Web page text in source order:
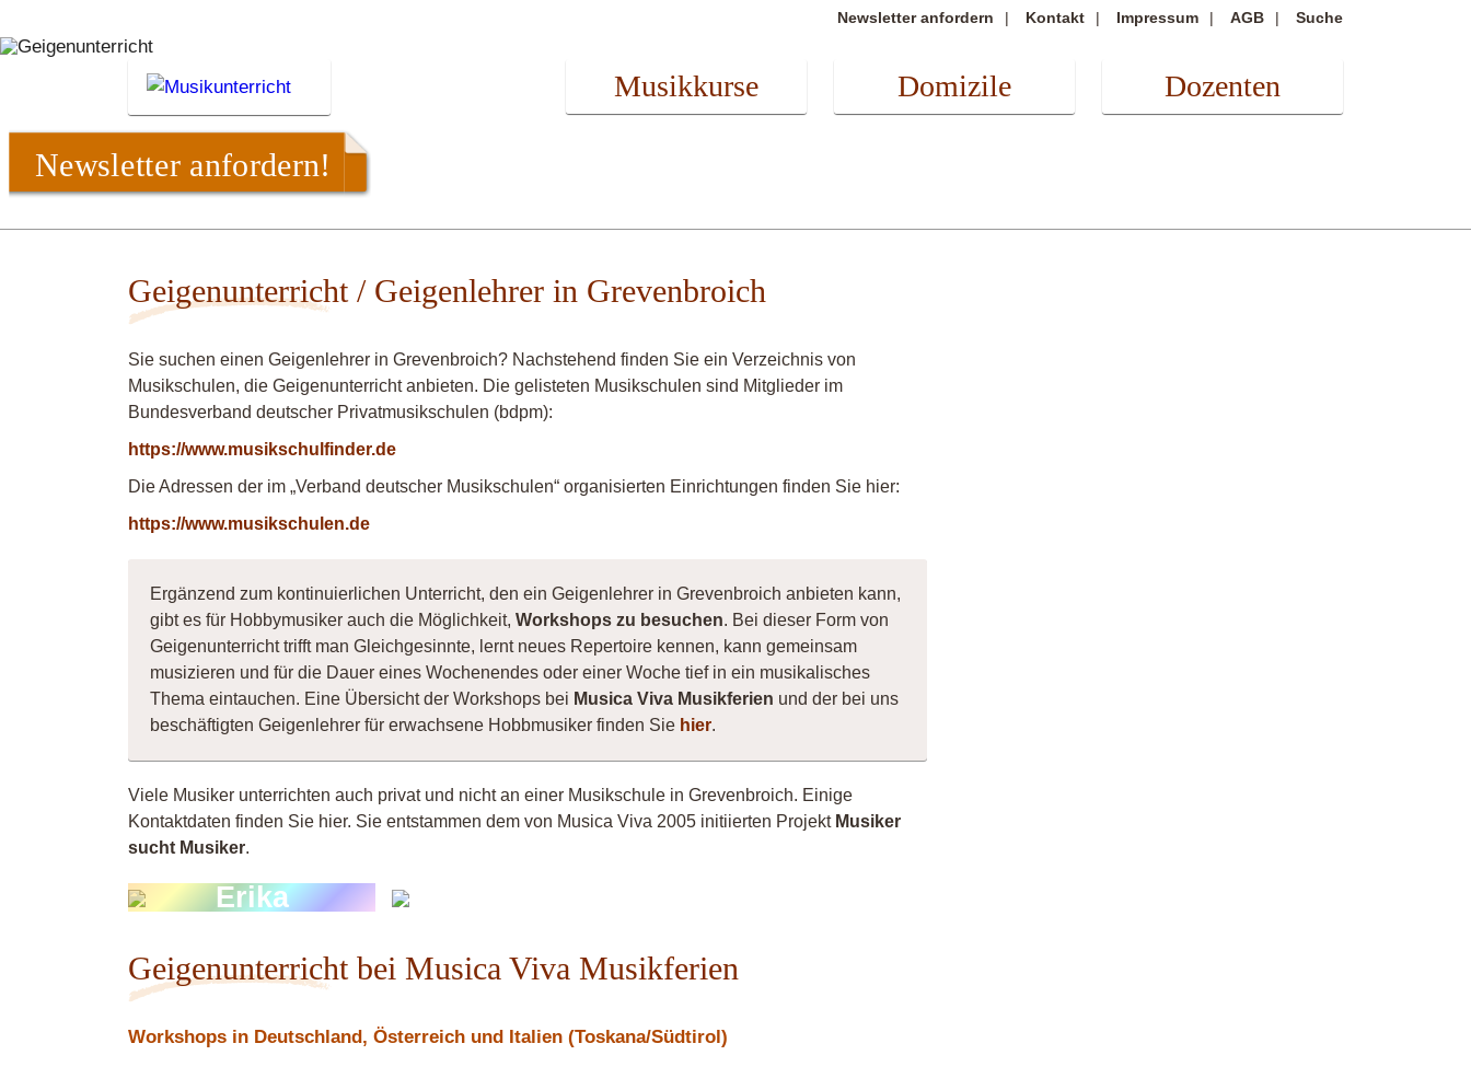
Newsletter anfordern Kontakt Impressum AGB Suche
Musikkurse Domizile Dozenten
Newsletter anfordern!
Geigenunterricht / Geigenlehrer in Grevenbroich
Sie suchen einen Geigenlehrer in Grevenbroich? Nachstehend finden Sie ein Verzeichnis von
Musikschulen, die Geigenunterricht anbieten. Die gelisteten Musikschulen sind Mitglieder im
Bundesverband deutscher Privatmusikschulen (bdpm):
https://www.musikschulfinder.de
Die Adressen der im „Verband deutscher Musikschulen“ organisierten Einrichtungen finden Sie hier:
https://www.musikschulen.de
Ergänzend zum kontinuierlichen Unterricht, den ein Geigenlehrer in Grevenbroich anbieten kann,
gibt es für Hobbymusiker auch die Möglichkeit, Workshops zu besuchen. Bei dieser Form von
Geigenunterricht trifft man Gleichgesinnte, lernt neues Repertoire kennen, kann gemeinsam
musizieren und für die Dauer eines Wochenendes oder einer Woche tief in ein musikalisches
Thema eintauchen. Eine Übersicht der Workshops bei Musica Viva Musikferien und der bei uns
beschäftigten Geigenlehrer für erwachsene Hobbmusiker finden Sie hier.
Viele Musiker unterrichten auch privat und nicht an einer Musikschule in Grevenbroich. Einige
Kontaktdaten finden Sie hier. Sie entstammen dem von Musica Viva 2005 initiierten Projekt Musiker
sucht Musiker.
Erika
Geigenunterricht bei Musica Viva Musikferien
Workshops in Deutschland, Österreich und Italien (Toskana/Südtirol)